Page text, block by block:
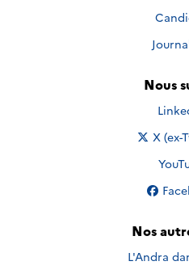
Nous
Nous
Nous
X (ex-
Nous
Nos
L'Andra